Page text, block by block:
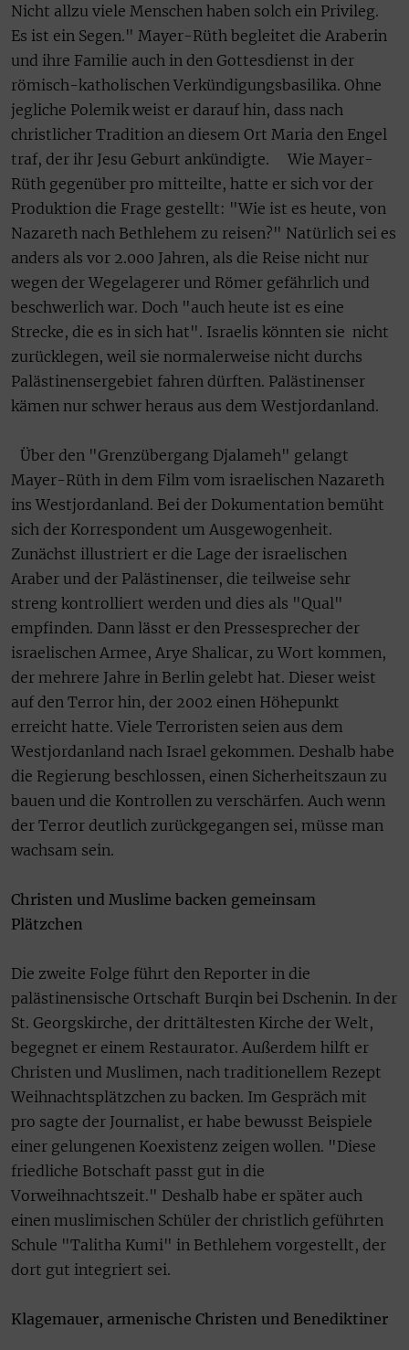
Nicht allzu viele Menschen haben solch ein Privileg.
Es ist ein Segen." Mayer-Rüth begleitet die Araberin
und ihre Familie auch in den Gottesdienst in der
römisch-katholischen Verkündigungsbasilika. Ohne
jegliche Polemik weist er darauf hin, dass nach
christlicher Tradition an diesem Ort Maria den Engel
traf, der ihr Jesu Geburt ankündigte. Wie Mayer-
Rüth gegenüber pro mitteilte, hatte er sich vor der
Produktion die Frage gestellt: "Wie ist es heute, von
Nazareth nach Bethlehem zu reisen?" Natürlich sei es
anders als vor 2.000 Jahren, als die Reise nicht nur
wegen der Wegelagerer und Römer gefährlich und
beschwerlich war. Doch "auch heute ist es eine
Strecke, die es in sich hat". Israelis könnten sie nicht
zurücklegen, weil sie normalerweise nicht durchs
Palästinensergebiet fahren dürften. Palästinenser
kämen nur schwer heraus aus dem Westjordanland.
Über den "Grenzübergang Djalameh" gelangt
Mayer-Rüth in dem Film vom israelischen Nazareth
ins Westjordanland. Bei der Dokumentation bemüht
sich der Korrespondent um Ausgewogenheit.
Zunächst illustriert er die Lage der israelischen
Araber und der Palästinenser, die teilweise sehr
streng kontrolliert werden und dies als "Qual"
empfinden. Dann lässt er den Pressesprecher der
israelischen Armee, Arye Shalicar, zu Wort kommen,
der mehrere Jahre in Berlin gelebt hat. Dieser weist
auf den Terror hin, der 2002 einen Höhepunkt
erreicht hatte. Viele Terroristen seien aus dem
Westjordanland nach Israel gekommen. Deshalb habe
die Regierung beschlossen, einen Sicherheitszaun zu
bauen und die Kontrollen zu verschärfen. Auch wenn
der Terror deutlich zurückgegangen sei, müsse man
wachsam sein.
Christen und Muslime backen gemeinsam
Plätzchen
Die zweite Folge führt den Reporter in die
palästinensische Ortschaft Burqin bei Dschenin. In der
St. Georgskirche, der drittältesten Kirche der Welt,
begegnet er einem Restaurator. Außerdem hilft er
Christen und Muslimen, nach traditionellem Rezept
Weihnachtsplätzchen zu backen. Im Gespräch mit
pro sagte der Journalist, er habe bewusst Beispiele
einer gelungenen Koexistenz zeigen wollen. "Diese
friedliche Botschaft passt gut in die
Vorweihnachtszeit." Deshalb habe er später auch
einen muslimischen Schüler der christlich geführten
Schule "Talitha Kumi" in Bethlehem vorgestellt, der
dort gut integriert sei.
Klagemauer, armenische Christen und Benediktiner